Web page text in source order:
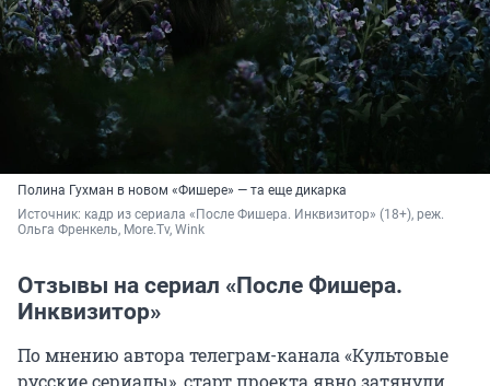
Полина Гухман в новом «Фишере» — та еще дикарка
Источник: кадр из сериала «После Фишера. Инквизитор» (18+), реж.
Ольга Френкель, More.Tv, Wink
Отзывы на сериал «После Фишера.
Инквизитор»
По мнению автора телеграм-канала «Культовые